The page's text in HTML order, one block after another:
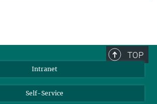
TOP
Intranet
Self-Service